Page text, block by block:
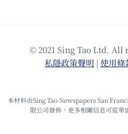
© 2021 Sing Tao Ltd. All
私隱政策聲明 | 使⽤條
本材料由Sing Tao Newspapers San
限公司發佈，更多相關信息可從華